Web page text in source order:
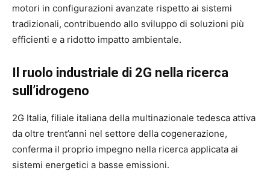
motori in configurazioni avanzate rispetto ai sistemi
tradizionali, contribuendo allo sviluppo di soluzioni più
efficienti e a ridotto impatto ambientale.
Il ruolo industriale di 2G nella ricerca
sull’idrogeno
2G Italia, filiale italiana della multinazionale tedesca attiva
da oltre trent’anni nel settore della cogenerazione,
conferma il proprio impegno nella ricerca applicata ai
sistemi energetici a basse emissioni.